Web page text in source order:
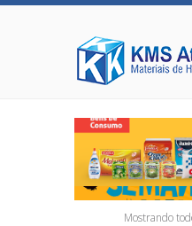
Mostrando